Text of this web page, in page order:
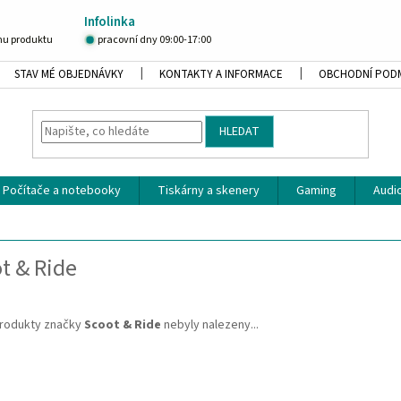
Infolinka
produktu pracovní dny 09:00-17:00
STAV MÉ OBJEDNÁVKY KONTAKTY A INFORMACE OBCHODNÍ
HLEDAT
Počítače a notebooky Tiskárny a skenery Gaming
& Ride
značky Scoot & Ride nebyly nalezeny...